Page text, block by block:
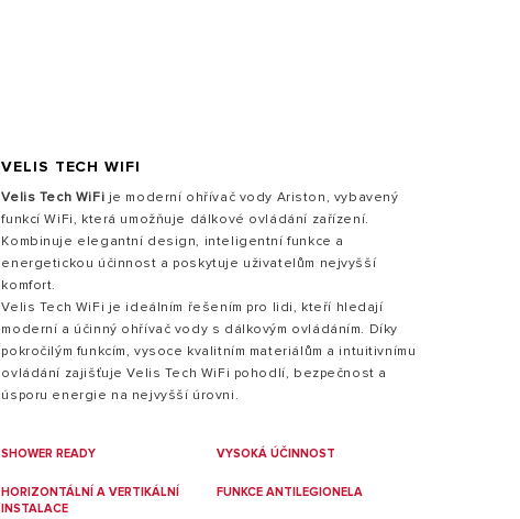
VŠECHNY MODELY OHŘÍVAČE VODY
VELIS TECH WIFI
Velis Tech WiFi je moderní ohřívač vody Ariston, vybavený
funkcí WiFi, která umožňuje dálkové ovládání zařízení.
Kombinuje elegantní design, inteligentní funkce a
energetickou účinnost a poskytuje uživatelům nejvyšší
komfort.
Velis Tech WiFi je ideálním řešením pro lidi, kteří hledají
moderní a účinný ohřívač vody s dálkovým ovládáním. Díky
pokročilým funkcím, vysoce kvalitním materiálům a intuitivnímu
ovládání zajišťuje Velis Tech WiFi pohodlí, bezpečnost a
úsporu energie na nejvyšší úrovni.
SHOWER READY VYSOKÁ ÚČINNOST
HORIZONTÁLNÍ A VERTIKÁLNÍ
INSTALACE
FUNKCE ANTILEGIONELA